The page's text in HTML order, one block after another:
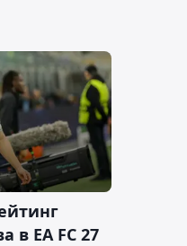
в EA FC 27